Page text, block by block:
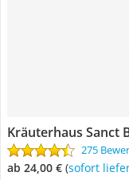
Kräuterhaus Sanct
275
ab 24,00 € ( Sofort